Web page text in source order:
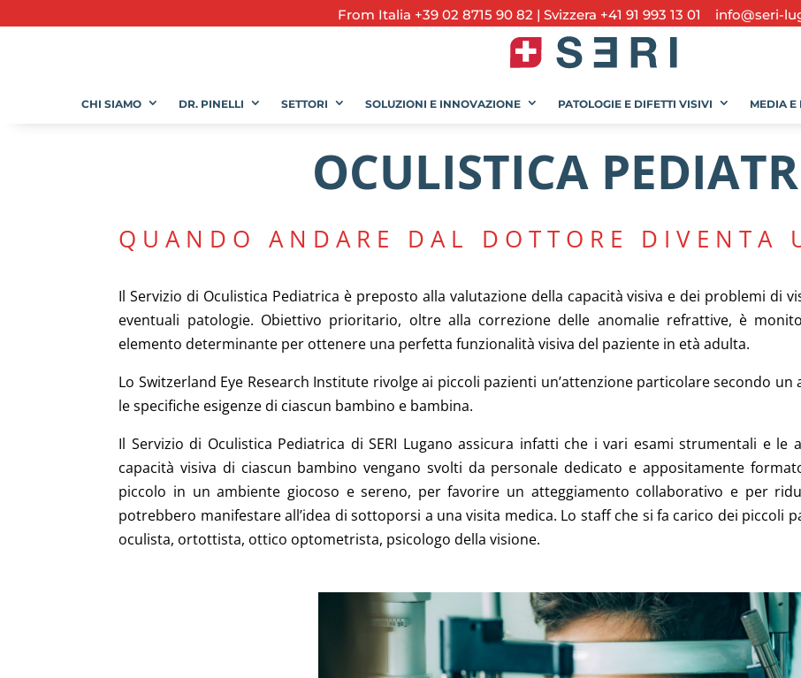
From Italia +39 02 8715 90 82 | Svizzera +41 91 993 13 01 info@seri-
CHI SIAMO DR. PINELLI SETTORI SOLUZIONI E INNOVAZIONE PATOLOGIE E DIFETTI VISIVI MEDIA E
OCULISTICA
QUANDO ANDARE DAL DOTTORE DIVENTA
Il Servizio di Oculistica Pediatrica è preposto alla valutazione della capacità visiva e dei problemi di
eventuali patologie. Obiettivo prioritario, oltre alla correzione delle anomalie refrattive, è
elemento determinante per ottenere una perfetta funzionalità visiva del paziente in età adulta.
Lo Switzerland Eye Research Institute rivolge ai piccoli pazienti un’attenzione particolare secondo
le specifiche esigenze di ciascun bambino e bambina.
Il Servizio di Oculistica Pediatrica di SERI Lugano assicura infatti che i vari esami strumentali e le
capacità visiva di ciascun bambino vengano svolti da personale dedicato e appositamente
piccolo in un ambiente giocoso e sereno, per favorire un atteggiamento collaborativo e per
potrebbero manifestare all’idea di sottoporsi a una visita medica. Lo staff che si fa carico dei piccoli
oculista, ortottista, ottico optometrista, psicologo della visione.